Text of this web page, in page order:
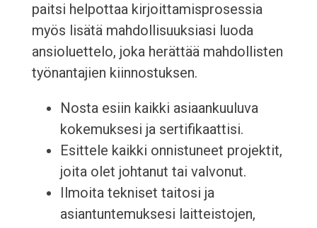
paitsi helpottaa kirjoittamisprosessia
myös lisätä mahdollisuuksiasi luoda
ansioluettelo, joka herättää mahdollisten
työnantajien kiinnostuksen.
Nosta esiin kaikki asiaankuuluva
kokemuksesi ja sertifikaattisi.
Esittele kaikki onnistuneet projektit,
joita olet johtanut tai valvonut.
Ilmoita tekniset taitosi ja
asiantuntemuksesi laitteistojen,